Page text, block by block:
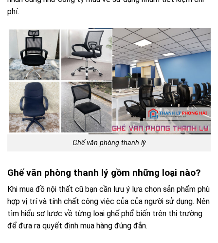
phí.
Ghế văn phòng thanh lý
Ghế văn phòng thanh lý gồm những loại nào?
Khi mua đồ nội thất cũ bạn cần lưu ý lựa chọn sản phẩm phù
hợp vị trí và tính chất công việc của của người sử dụng. Nên
tìm hiểu sơ lược về từng loại ghế phổ biến trên thị trường
để đưa ra quyết định mua hàng đúng đắn.